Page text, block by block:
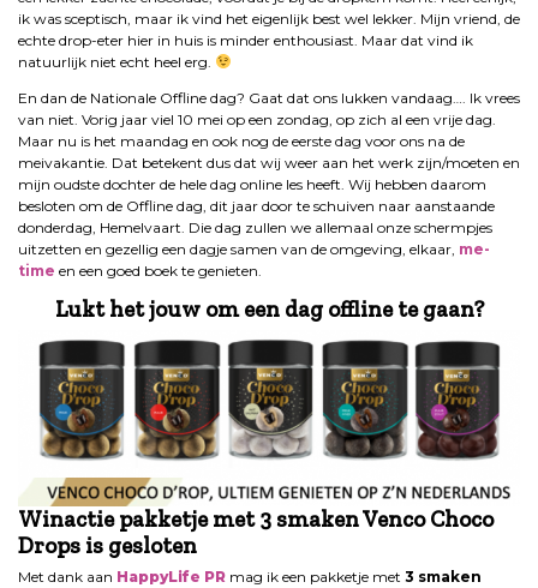
ik was sceptisch, maar ik vind het eigenlijk best wel lekker. Mijn vriend, de
echte drop-eter hier in huis is minder enthousiast. Maar dat vind ik
natuurlijk niet echt heel erg.
En dan de Nationale Offline dag? Gaat dat ons lukken vandaag…. Ik vrees
van niet. Vorig jaar viel 10 mei op een zondag, op zich al een vrije dag.
Maar nu is het maandag en ook nog de eerste dag voor ons na de
meivakantie. Dat betekent dus dat wij weer aan het werk zijn/moeten en
mijn oudste dochter de hele dag online les heeft. Wij hebben daarom
besloten om de Offline dag, dit jaar door te schuiven naar aanstaande
donderdag, Hemelvaart. Die dag zullen we allemaal onze schermpjes
uitzetten en gezellig een dagje samen van de omgeving, elkaar, me-
time en een goed boek te genieten.
Lukt het jouw om een dag offline te gaan?
Winactie pakketje met 3 smaken Venco Choco
Drops is gesloten
Met dank aan HappyLife PR mag ik een pakketje met 3 smaken